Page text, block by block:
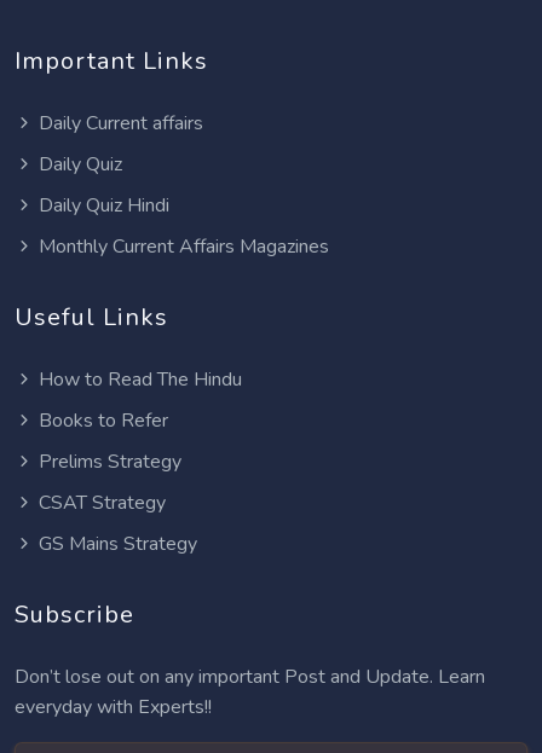
Important Links
Daily Current affairs
Daily Quiz
Daily Quiz Hindi
Monthly Current Affairs Magazines
Useful Links
How to Read The Hindu
Books to Refer
Prelims Strategy
CSAT Strategy
GS Mains Strategy
Subscribe
Don’t lose out on any important Post and Update. Learn
everyday with Experts!!